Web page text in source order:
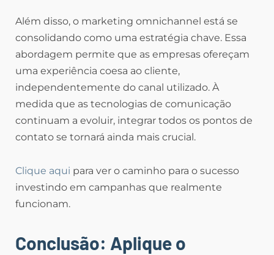
Além disso, o marketing omnichannel está se
consolidando como uma estratégia chave. Essa
abordagem permite que as empresas ofereçam
uma experiência coesa ao cliente,
independentemente do canal utilizado. À
medida que as tecnologias de comunicação
continuam a evoluir, integrar todos os pontos de
contato se tornará ainda mais crucial.
Clique aqui para ver o caminho para o sucesso
investindo em campanhas que realmente
funcionam.
Conclusão: Aplique o